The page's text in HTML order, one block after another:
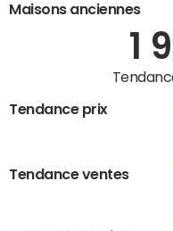
Maisons anciennes
1
Tendance prix
Tendance ventes